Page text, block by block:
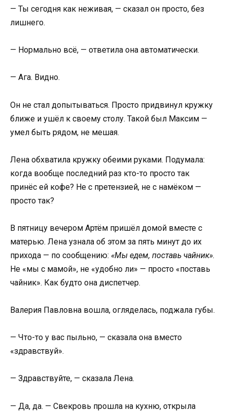
— Ты сегодня как неживая, — сказал он просто, без
лишнего.
— Нормально всё, — ответила она автоматически.
— Ага. Видно.
Он не стал допытываться. Просто придвинул кружку
ближе и ушёл к своему столу. Такой был Максим —
умел быть рядом, не мешая.
Лена обхватила кружку обеими руками. Подумала:
когда вообще последний раз кто-то просто так
принёс ей кофе? Не с претензией, не с намёком —
просто так?
В пятницу вечером Артём пришёл домой вместе с
матерью. Лена узнала об этом за пять минут до их
прихода — по сообщению: «Мы едем, поставь чайник».
Не «мы с мамой», не «удобно ли» — просто «поставь
чайник». Как будто она диспетчер.
Валерия Павловна вошла, огляделась, поджала губы.
— Что-то у вас пыльно, — сказала она вместо
«здравствуй».
— Здравствуйте, — сказала Лена.
— Да, да. — Свекровь прошла на кухню, открыла